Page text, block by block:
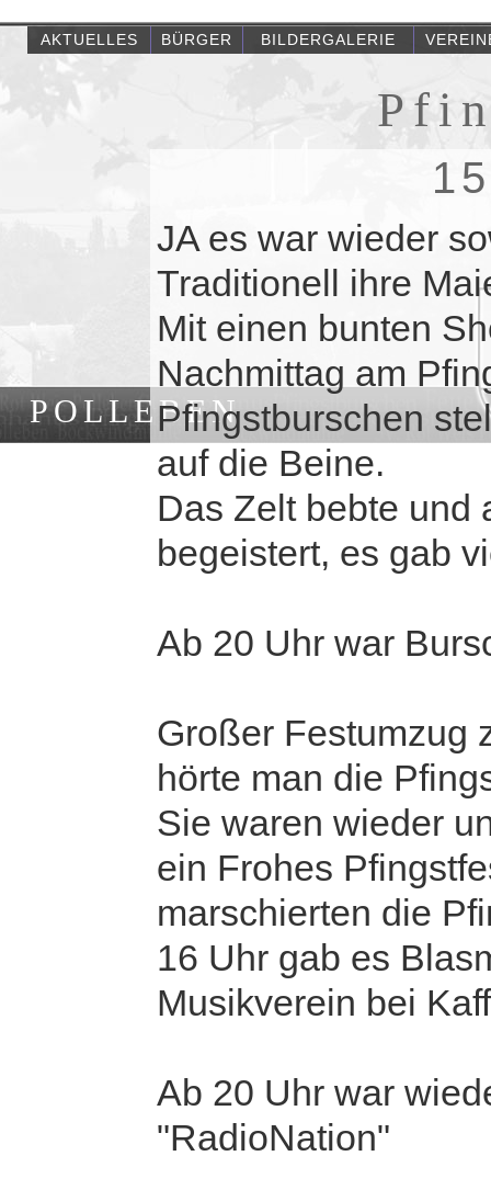
POLLEBEN
AKTUELLES BÜRGER BILDERGALERIE
JA es war wieder
Traditionell ihre
Mit einen bunten
Nachmittag am
Pfingstburschen
auf die Beine.
Das Zelt bebte und
begeistert, es gab
Ab 20 Uhr war
Großer Festumzug
hörte man die
Sie waren wieder
ein Frohes
marschierten die
16 Uhr gab es
Musikverein bei
Ab 20 Uhr war
"RadioNation"